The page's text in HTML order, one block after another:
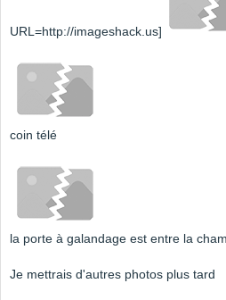
URL=http://imageshack.us]
coin télé
la porte à galandage est entre la
Je mettrais d'autres photos plus tard